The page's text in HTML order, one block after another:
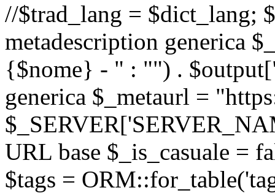
//$trad_lang = $dict_lang;
metadescription generica
{$nome} - " : "") .
generica $_metaurl =
URL base $_is_casuale =
$tags =